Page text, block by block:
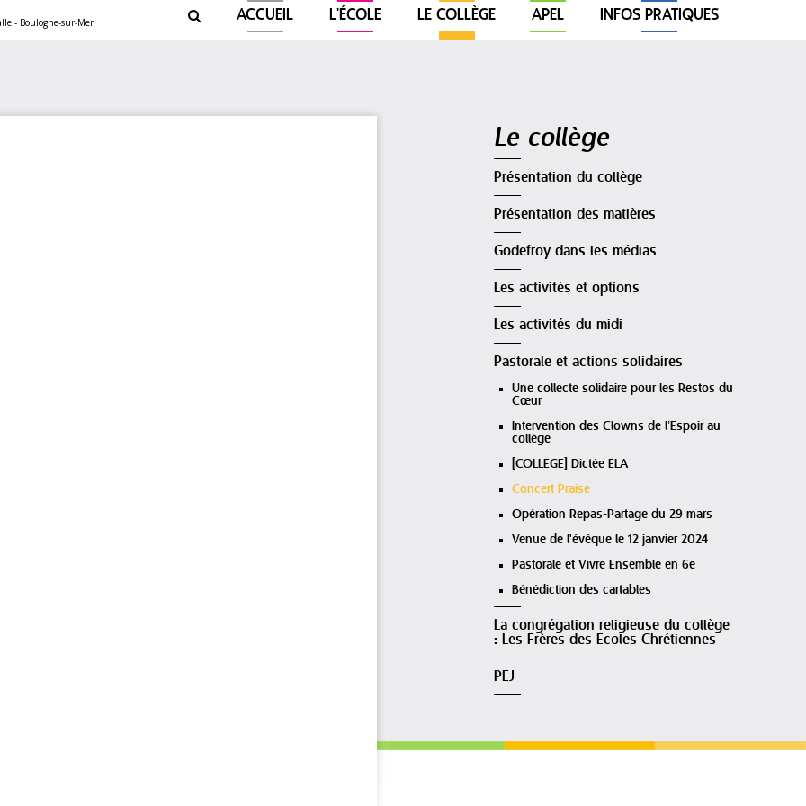
 ACCUEIL L'ÉCOLE LE COLLÈGE APEL INFOS PRATIQUES
Le collège
Présentation du collège
Présentation des matières
Godefroy dans les médias
Les activités et options
Les activités du midi
Pastorale et actions solidaires
Une collecte solidaire pour les Restos du
Cœur
Intervention des Clowns de l’Espoir au
collège
[COLLEGE] Dictée ELA
Concert Praise
Opération Repas-Partage du 29 mars
Venue de l'évêque le 12 janvier 2024
Pastorale et Vivre Ensemble en 6e
Bénédiction des cartables
La congrégation religieuse du collège
: Les Frères des Ecoles Chrétiennes
PEJ